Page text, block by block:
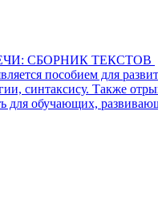
СБОРНИК ТЕКСТОВ
пособием для
синтаксису. Также
для обучающих,